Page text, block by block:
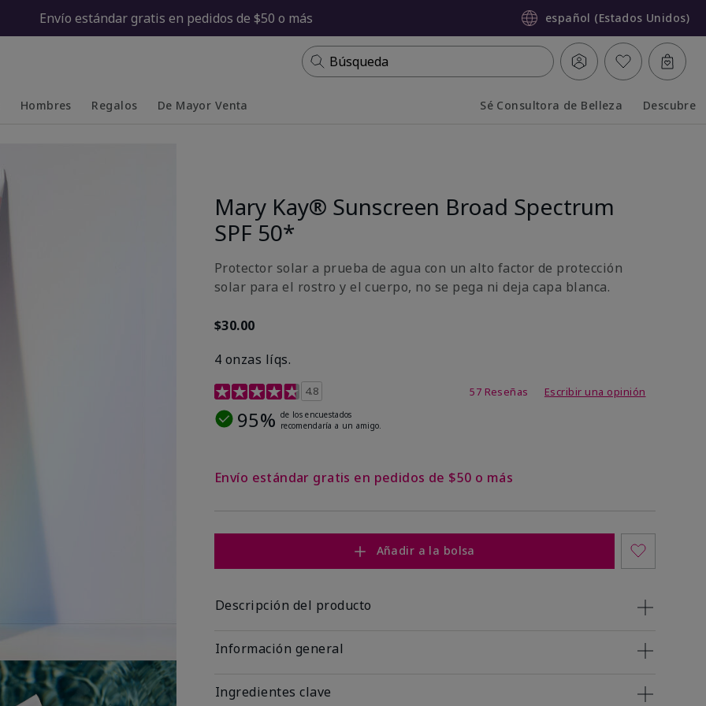
Envío estándar gratis en pedidos de $50 o más español (Estados Unidos)
Búsqueda
Hombres Regalos De Mayor Venta Sé Consultora de Belleza Descubre
Mary Kay® Sunscreen Broad Spectrum
SPF 50*
Protector solar a prueba de agua con un alto factor de protección
solar para el rostro y el cuerpo, no se pega ni deja capa blanca.
$30.00
4 onzas líqs.
Calificación de clientes de 4,2 de 5
4.8 57 Reseñas Escribir una opinión
95% de los encuestados
recomendaría a un amigo.
Envío estándar gratis en pedidos de $50 o más
Añadir a la bolsa
Descripción del producto
Información general
Ingredientes clave